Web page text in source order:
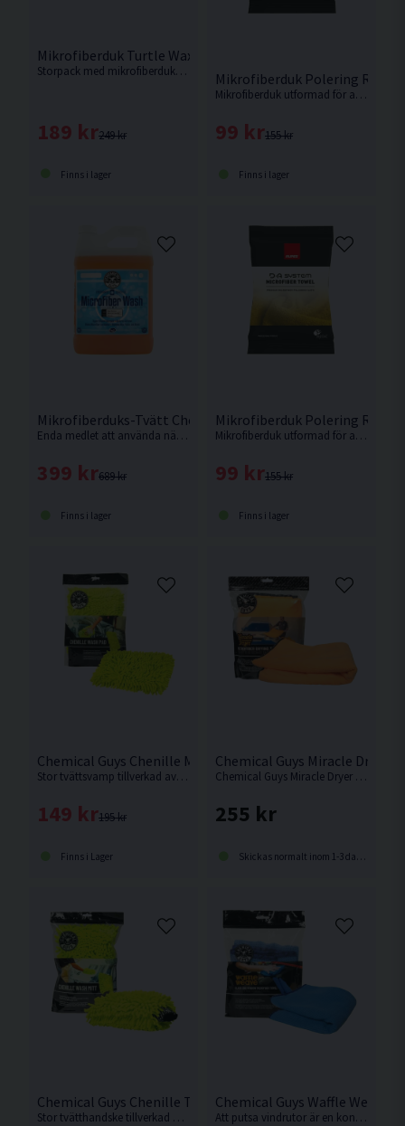
Mikrofiberduk Turtle Wax Multi-Pack 40st
Storpack med mikrofiberdukar från Turtle Wax.
249 kr
189 kr
Finns i lager
Mikrofiberduk Polering Rupes
Mikrofiberduk utformad för att torka bort polerrester.
155 kr
99 kr
Finns i lager
Mikrofiberduks-Tvätt Chemical Guys Microfiber Wash 3,7L
Enda medlet att använda när du ska tvätta dina mikrofiberdukar för att behålla dem mjuka och få dem så rena som möjligt.
689 kr
399 kr
Finns i lager
Mikrofiberduk Polering Rupes
Mikrofiberduk utformad för att torka bort polerrester.
155 kr
99 kr
Finns i lager
Chemical Guys Chenille Mikrofiber Tvättsvamp
Stor tvättsvamp tillverkad av mikrofiber från Amerikanska Chemical Guys
195 kr
149 kr
Finns i Lager
Chemical Guys Miracle Dryer
Chemical Guys Miracle Dryer är en otroligt mångsidig, effektiv och högabsorberande torkduk tillverkad av premium 70/30 mikrofiber.
255 kr
Skickas normalt inom 1-3 dagar
Chemical Guys Chenille Tvätthandske
Stor tvätthandske tillverkad av mikrofiber från Amerikanska Chemical Guys
Chemical Guys Waffle Weave
Att putsa vindrutor är en konst. Denna kvalitetsduk har egenskaper som hjälper dig att lyckas.